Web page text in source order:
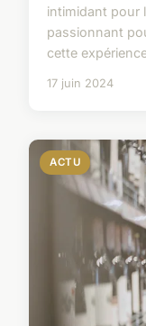
intimidant pour
passionnant
cette
17 juin 2024
ACTU